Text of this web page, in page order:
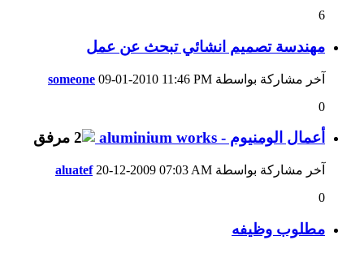
6
مهندسة تصميم انشائي تبحث عن عمل
آخر مشاركة بواسطة someone 09-01-2010 11:46 PM
0
أعمال الومنيوم - aluminium works
آخر مشاركة بواسطة aluatef20-12-2009 07:03 AM
0
مطلوب وظيفه